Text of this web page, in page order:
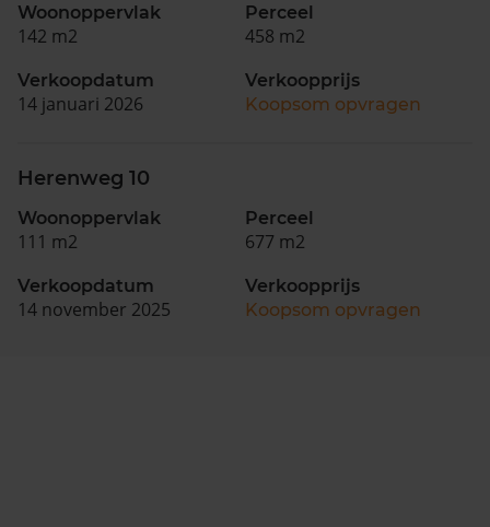
Woonoppervlak
142 m2
Perceel
458 m2
Verkoopdatum
14 januari 2026
Verkoopprijs
Koopsom opvragen
Herenweg 10
Woonoppervlak
111 m2
Perceel
677 m2
Verkoopdatum
14 november 2025
Verkoopprijs
Koopsom opvragen